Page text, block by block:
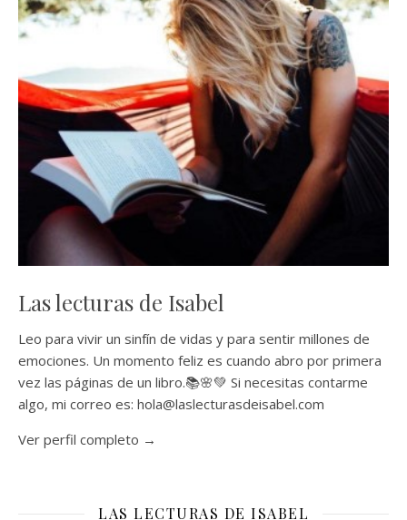
Las lecturas de Isabel
Leo para vivir un sinfín de vidas y para sentir millones de
emociones. Un momento feliz es cuando abro por primera
vez las páginas de un libro.📚🌸💚 Si necesitas contarme
algo, mi correo es: hola@laslecturasdeisabel.com
Ver perfil completo →
LAS LECTURAS DE ISABEL